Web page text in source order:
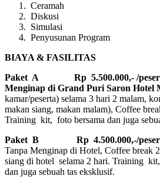
Ceramah
Diskusi
Simulasi
Penyusunan Program
BIAYA & FASILITAS
Paket A Rp 5.500.000,- /
Menginap di Grand Puri Saron Hotel
kamar/peserta) selama 3 hari 2 malam,
makan siang, makan malam), Coffee
Training kit, foto bersama dan juga
Paket B
Rp 4.500.000,-/
Tanpa Menginap di Hotel, Coffee break
siang di hotel selama 2 hari. Training
dan juga sebuah tas eksklusif.